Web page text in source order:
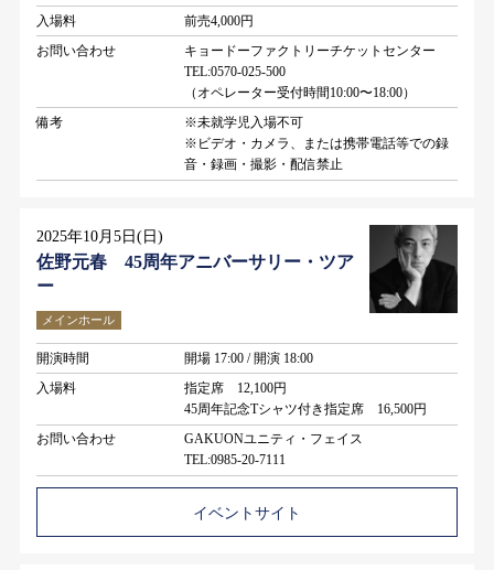
入場料
前売4,000円
お問い合わせ
キョードーファクトリーチケットセンター
TEL:0570-025-500
（オペレーター受付時間10:00〜18:00）
備考
※未就学児入場不可
※ビデオ・カメラ、または携帯電話等での録
音・録画・撮影・配信禁止
2025年10月5日(日)
佐野元春 45周年アニバーサリー・ツア
ー
メインホール
開演時間
開場 17:00 / 開演 18:00
入場料
指定席 12,100円
45周年記念Tシャツ付き指定席 16,500円
お問い合わせ
GAKUONユニティ・フェイス
TEL:0985-20-7111
イベントサイト